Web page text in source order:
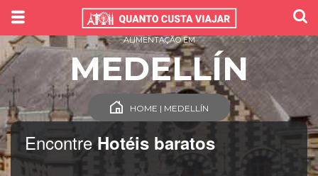
Encontre Hotéis baratos
ALIMENTAÇÃO EM
MEDELLÍN
HOME | MEDELLÍN